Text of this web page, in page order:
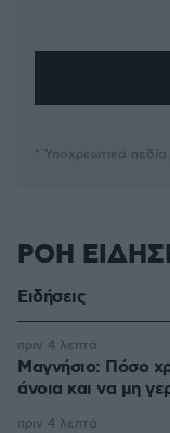
* Υποχρεωτικά πεδία
ΡΟΗ
Ειδήσεις
Μαγνήσιο: Πόσο
άνοια και να μη
πριν 4 λεπτά
πριν 4 λεπτά